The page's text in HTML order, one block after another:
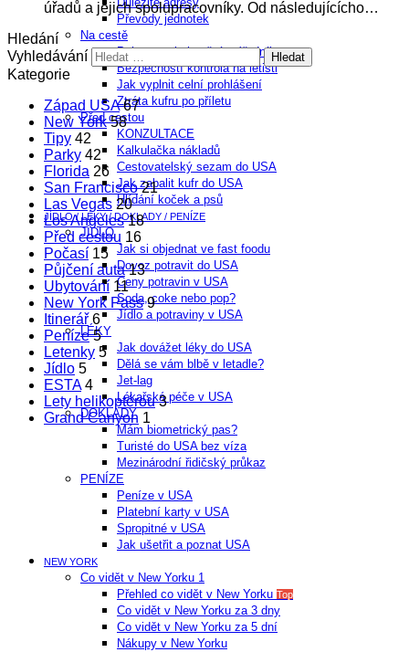
Převody jednotek
Na cestě
Pohovor s imigračním úředníkem
Bezpečností kontrola na letišti
Jak vyplnit celní prohlášení
Ztráta kufru po příletu
Před cestou
KONZULTACE
Kalkulačka nákladů
Cestovatelský sezam do USA
Jak zabalit kufr do USA
Hlídání koček a psů
JÍDLO / LÉKY / DOKLADY / PENÍZE
JÍDLO
Jak si objednat ve fast foodu
Dovoz potravit do USA
Ceny potravin v USA
Soda, coke nebo pop?
Jídlo a potraviny v USA
LÉKY
Jak dovážet léky do USA
Dělá se vám blbě v letadle?
Jet-lag
Lékařská péče v USA
DOKLADY
Mám biometrický pas?
Turisté do USA bez víza
Mezinárodní řidičský průkaz
PENÍZE
Peníze v USA
Platební karty v USA
Spropitné v USA
Jak ušetřit a poznat USA
NEW YORK
Co vidět v New Yorku 1
Přehled co vidět v New Yorku Top
Co vidět v New Yorku za 3 dny
Co vidět v New Yorku za 5 dní
Nákupy v New Yorku
úřadů a jejich spolupracovníky. Od následujícícho…
Hledání
Vyhledávání
Kategorie
Západ USA 67
New York 58
Tipy 42
Parky 42
Florida 26
San Francisco 21
Las Vegas 20
Los Angeles 18
Před cestou 16
Počasí 15
Půjčení auta 13
Ubytování 11
New York Pass 9
Itinerář 6
Peníze 5
Letenky 5
Jídlo 5
ESTA 4
Lety helikoptérou 3
Grand Canyon 1